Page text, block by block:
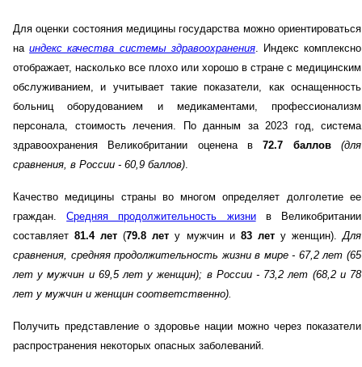
Для оценки состояния медицины государства можно ориентироваться
наиндекс качества системы здравоохранения. Индекс комплексно
отображает, насколько все плохо или хорошо в стране с медицинским
обслуживанием, и учитывает такие показатели, как оснащенность
больниц оборудованием и медикаментами, профессионализм
персонала, стоимость лечения. По данным за 2023 год, система
здравоохранения Великобритании оценена в72.7 баллов
(для
сравнения, в России - 60,9 баллов).
Качество медицины страны во многом определяет долголетие ее
граждан.Средняя продолжительность жизнив Великобритании
составляет81.4 лет (79.8 лет у мужчин и 83 лету женщин).Для
сравнения, средняя продолжительность жизни в мире - 67,2 лет (65
лет у мужчин и 69,5 лет у женщин); в России - 73,2 лет (68,2 и 78
лет у мужчин и женщин соответственно).
Получить представление о здоровье нации можно через показатели
распространения некоторых опасных заболеваний.